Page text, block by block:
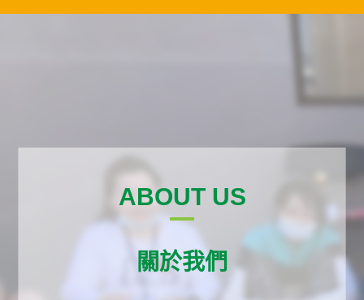
ABOUT US
關於我們